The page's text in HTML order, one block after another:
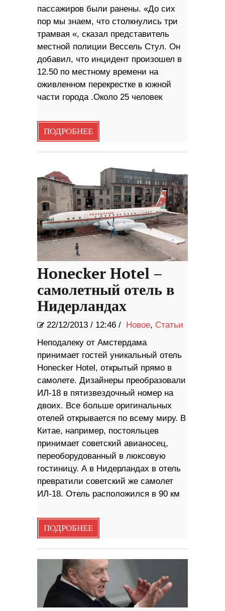
пассажиров были ранены. «До сих
пор мы знаем, что столкнулись три
трамвая «, сказал представитель
местной полиции Вессель Стул. Он
добавил, что инцидент произошел в
12.50 по местному времени на
оживленном перекрестке в южной
части города .Около 25 человек
ПОДРОБНЕЕ
Honecker Hotel –
самолетный отель в
Нидерландах
22/12/2013 / 12:46 / Новое, Статьи
Неподалеку от Амстердама
принимает гостей уникальный отель
Honecker Hotel, открытый прямо в
самолете. Дизайнеры преобразовали
ИЛ-18 в пятизвездочный номер на
двоих. Все больше оригинальных
отелей открывается по всему миру. В
Китае, например, постояльцев
принимает советский авианосец,
переоборудованный в люксовую
гостиницу. А в Нидерландах в отель
превратили советский же самолет
ИЛ-18. Отель расположился в 90 км
ПОДРОБНЕЕ